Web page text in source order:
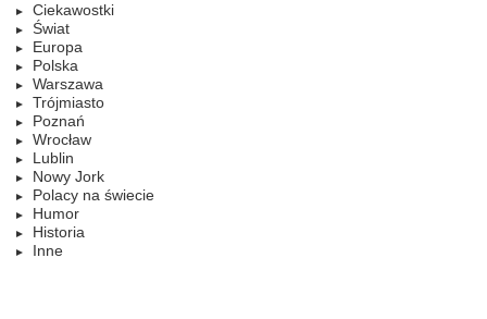
Ciekawostki
Świat
Europa
Polska
Warszawa
Trójmiasto
Poznań
Wrocław
Lublin
Nowy Jork
Polacy na świecie
Humor
Historia
Inne